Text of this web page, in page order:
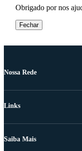
Obrigado por nos
Fechar
Nossa Rede
Links
Saiba Mais